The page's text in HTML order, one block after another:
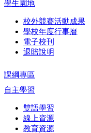
學生園地
校外競賽活動成果
學校年度行事曆
電子校刊
退賠說明
課綱專區
自主學習
雙語學習
線上資源
教育資源